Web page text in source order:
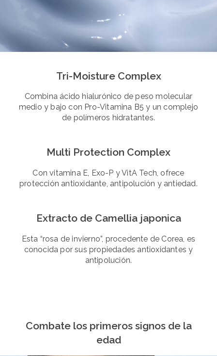
Tri-Moisture Complex
Combina ácido hialurónico de peso molecular
medio y bajo con Pro-Vitamina B5 y un complejo
de polímeros hidratantes.
Multi Protection Complex
Con vitamina E, Exo-P y VitA Tech, ofrece
protección antioxidante, antipolución y antiedad.
Extracto de Camellia japonica
Esta “rosa de invierno”, procedente de Corea, es
conocida por sus propiedades antioxidantes y
antipolución.
Combate los primeros signos de la
edad